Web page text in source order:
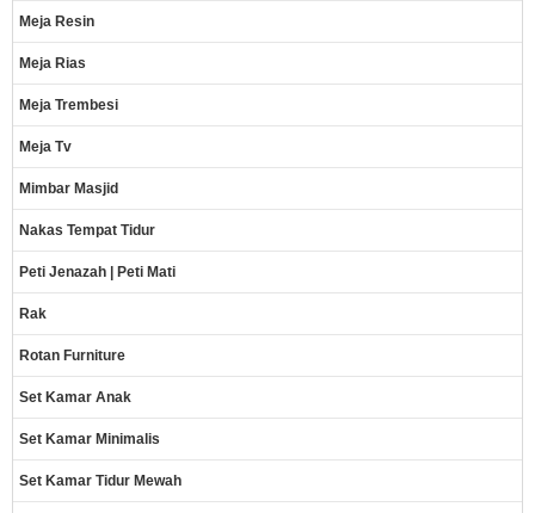
Meja Resin
Meja Rias
Meja Trembesi
Meja Tv
Mimbar Masjid
Nakas Tempat Tidur
Peti Jenazah | Peti Mati
Rak
Rotan Furniture
Set Kamar Anak
Set Kamar Minimalis
Set Kamar Tidur Mewah